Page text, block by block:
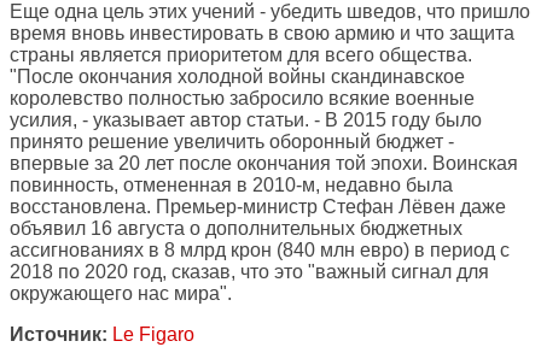
Еще одна цель этих учений - убедить шведов, что пришло
время вновь инвестировать в свою армию и что защита
страны является приоритетом для всего общества.
"После окончания холодной войны скандинавское
королевство полностью забросило всякие военные
усилия, - указывает автор статьи. - В 2015 году было
принято решение увеличить оборонный бюджет -
впервые за 20 лет после окончания той эпохи. Воинская
повинность, отмененная в 2010-м, недавно была
восстановлена. Премьер-министр Стефан Лёвен даже
объявил 16 августа о дополнительных бюджетных
ассигнованиях в 8 млрд крон (840 млн евро) в период с
2018 по 2020 год, сказав, что это "важный сигнал для
окружающего нас мира".
Источник: Le Figaro